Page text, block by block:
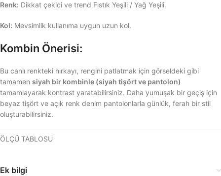
Renk: Dikkat çekici ve trend Fıstık Yeşili / Yağ Yeşili.
Kol: Mevsimlik kullanıma uygun uzun kol.
Kombin Önerisi:
Bu canlı renkteki hırkayı, rengini patlatmak için görseldeki gibi
tamamen siyah bir kombinle (siyah tişört ve pantolon)
tamamlayarak kontrast yaratabilirsiniz. Daha yumuşak bir geçiş için
beyaz tişört ve açık renk denim pantolonlarla günlük, ferah bir stil
oluşturabilirsiniz.
ÖLÇÜ TABLOSU
Ek bilgi